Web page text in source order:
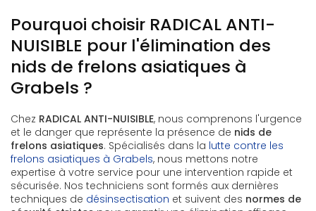
Pourquoi choisir RADICAL ANTI-
NUISIBLE pour l'élimination des
nids de frelons asiatiques à
Grabels ?
Chez RADICAL ANTI-NUISIBLE, nous comprenons l'urgence
et le danger que représente la présence de nids de
frelons asiatiques. Spécialisés dans la lutte contre les
frelons asiatiques à Grabels, nous mettons notre
expertise à votre service pour une intervention rapide et
sécurisée. Nos techniciens sont formés aux dernières
techniques de désinsectisation et suivent des normes de